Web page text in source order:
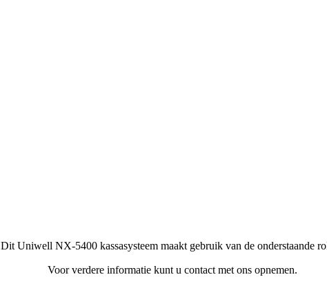
Dit Uniwell NX-5400 kassasysteem maakt gebruik van de onderstaande
Voor verdere informatie kunt u contact met ons opnemen.